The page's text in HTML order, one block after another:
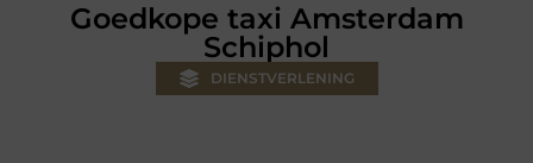
Goedkope taxi Amsterdam
Schiphol
DIENSTVERLENING